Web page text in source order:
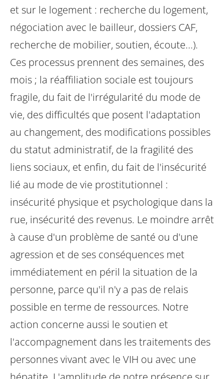
et sur le logement : recherche du logement,
négociation avec le bailleur, dossiers CAF,
recherche de mobilier, soutien, écoute...).
Ces processus prennent des semaines, des
mois ; la réaffiliation sociale est toujours
fragile, du fait de l'irrégularité du mode de
vie, des difficultés que posent l'adaptation
au changement, des modifications possibles
du statut administratif, de la fragilité des
liens sociaux, et enfin, du fait de l'insécurité
lié au mode de vie prostitutionnel :
insécurité physique et psychologique dans la
rue, insécurité des revenus. Le moindre arrêt
à cause d'un problème de santé ou d'une
agression et de ses conséquences met
immédiatement en péril la situation de la
personne, parce qu'il n'y a pas de relais
possible en terme de ressources. Notre
action concerne aussi le soutien et
l'accompagnement dans les traitements des
personnes vivant avec le VIH ou avec une